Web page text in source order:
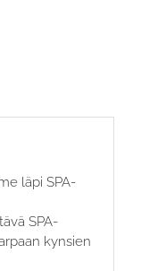
läpi SPA-
SPA-
kynsien